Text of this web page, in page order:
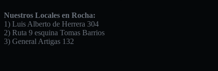
Nuestros Locales en Rocha:
1) Luis Alberto de Herrera 304
2) Ruta 9 esquina Tomas Barrios
3) General Artigas 132